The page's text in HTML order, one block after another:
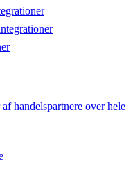
handelspartnere over hele